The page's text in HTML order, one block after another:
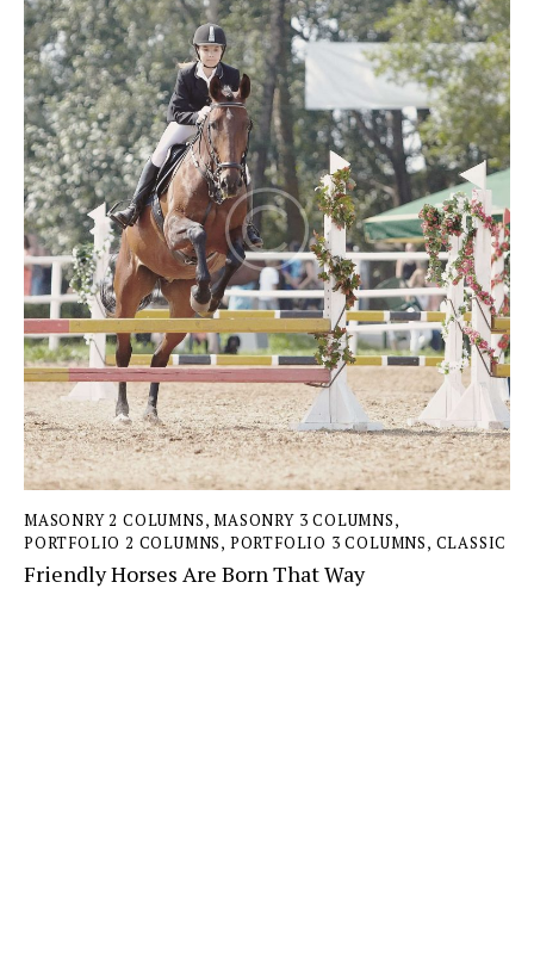
MASONRY 2 COLUMNS,MASONRY 3 COLUMNS,
PORTFOLIO 2 COLUMNS, PORTFOLIO 3 COLUMNS, СLASSIC
Friendly Horses Are Born That Way